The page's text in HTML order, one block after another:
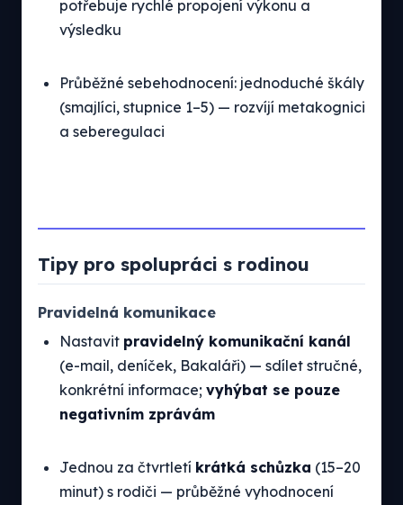
potřebuje rychlé propojení výkonu a
výsledku
Průběžné sebehodnocení: jednoduché škály
(smajlíci, stupnice 1–5) — rozvíjí metakognici
a seberegulaci
Tipy pro spolupráci s rodinou
Pravidelná komunikace
Nastavit pravidelný komunikační kanál
(e-mail, deníček, Bakaláři) — sdílet stručné,
konkrétní informace; vyhýbat se pouze
negativním zprávám
Jednou za čtvrtletí krátká schůzka (15–20
minut) s rodiči — průběžné vyhodnocení